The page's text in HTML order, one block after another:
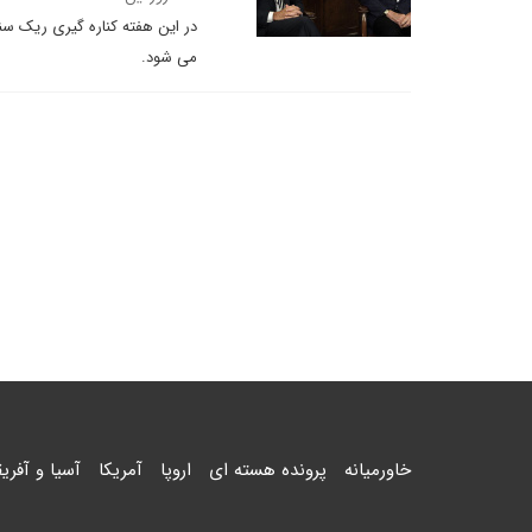
در این هفته کناره گیری ریک
می شود.
خاورمیانه پرونده هسته ای اروپا آمریکا آسیا و